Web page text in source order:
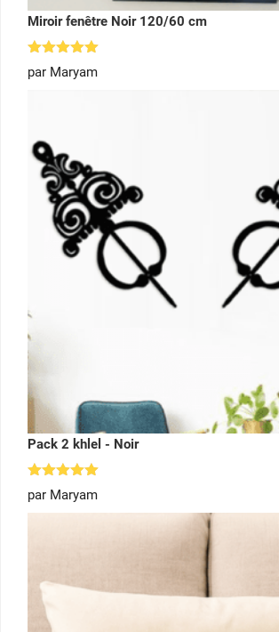
Miroir fenêtre Noir 120/60 cm
Note
sur 5
par Maryam
Pack 2 khlel - Noir
Note
sur 5
par Maryam